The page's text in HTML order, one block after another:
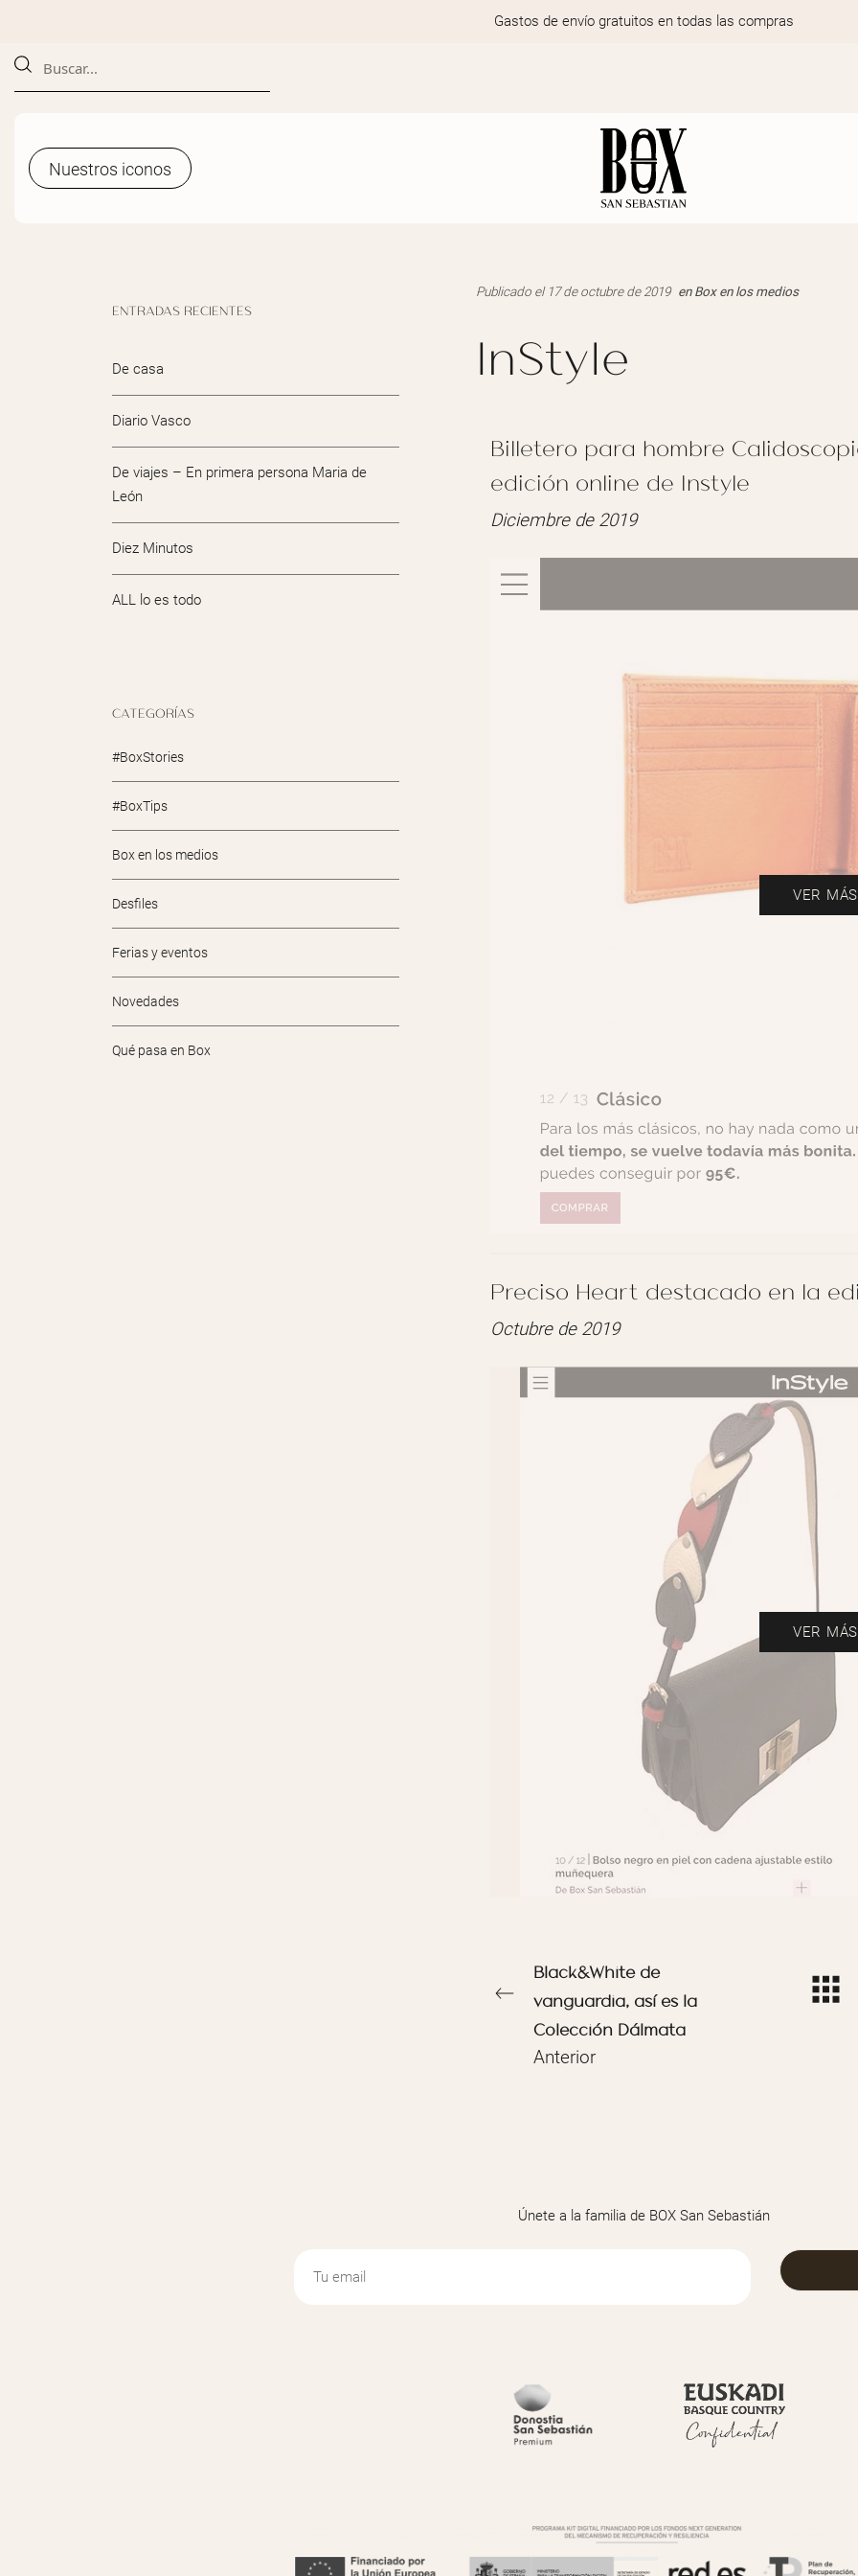
Gastos de envío gratuitos en todas las compras
Nuestros iconos
Nuestros iconos
Publicado el 17 de octubre de 2019 enBox en los medios
InStyle
Billetero para hombre
edición online de Instyle
Diciembre de 2019
VER MÁS
Preciso Heart destacado en la
Octubre de 2019
VER MÁS
Black&White de
vanguardia, así es la
Colección Dálmata
Anterior
ENTRADAS RECIENTES
De casa
Diario Vasco
De viajes – En primera persona Maria de
León
Diez Minutos
ALL lo es todo
CATEGORÍAS
#BoxStories
#BoxTips
Box en los medios
Desfiles
Ferias y eventos
Novedades
Qué pasa en Box
Únete a la familia de BOX San Sebastián